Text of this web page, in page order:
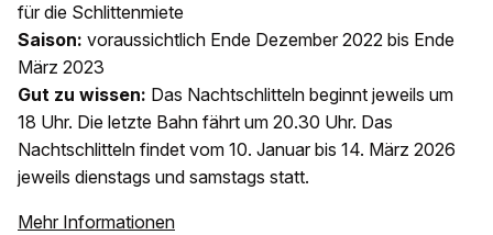
für die Schlittenmiete
Saison: voraussichtlich Ende Dezember 2022 bis Ende
März 2023
Gut zu wissen: Das Nachtschlitteln beginnt jeweils um
18 Uhr. Die letzte Bahn fährt um 20.30 Uhr. Das
Nachtschlitteln findet vom 10. Januar bis 14. März 2026
jeweils dienstags und samstags statt.
Mehr Informationen